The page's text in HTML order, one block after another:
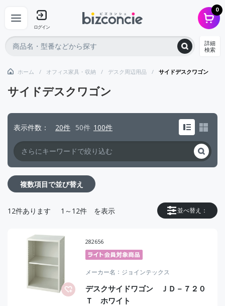
ログイン
0
詳細
検索
ホーム オフィス家具・収納 デスク周辺用品 サイドデスクワゴン
サイドデスクワゴン
表示件数 20件 50件 100件
複数項目で並び替え
並べ替え：
12件あります 1～12件 を表示
282656
メーカー名 ジョインテックス
デスクサイドワゴン ＪＤ－７２０
Ｔ ホワイト